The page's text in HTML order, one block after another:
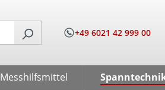
+49 6021 42 999 00
Messhilfsmittel